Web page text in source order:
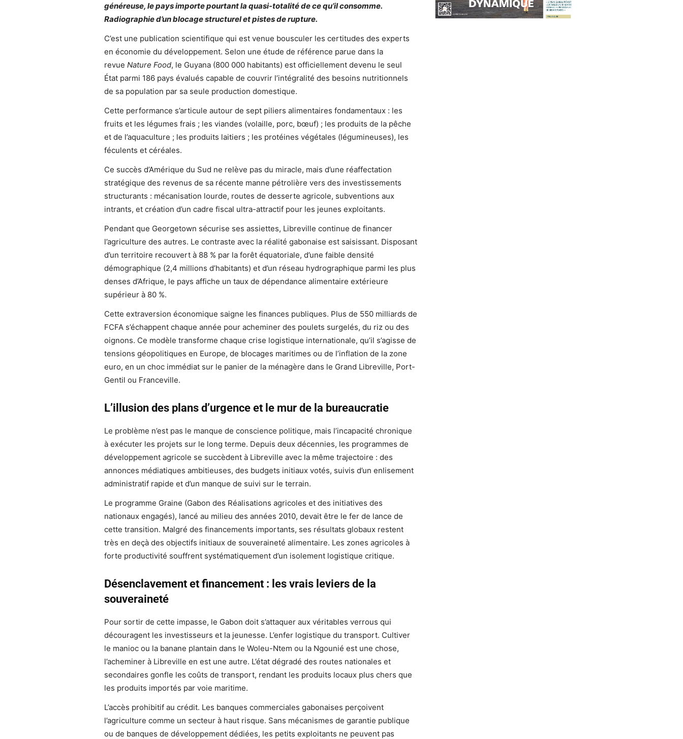
généreuse, le pays importe pourtant la quasi-totalité de ce qu’il consomme.
Radiographie d’un blocage structurel et pistes de rupture.
C’est une publication scientifique qui est venue bousculer les certitudes des experts
en économie du développement. Selon une étude de référence parue dans la
revue Nature Food, le Guyana (800 000 habitants) est officiellement devenu le seul
État parmi 186 pays évalués capable de couvrir l’intégralité des besoins nutritionnels
de sa population par sa seule production domestique.
Cette performance s’articule autour de sept piliers alimentaires fondamentaux : les
fruits et les légumes frais ; les viandes (volaille, porc, bœuf) ; les produits de la pêche
et de l’aquaculture ; les produits laitiers ; les protéines végétales (légumineuses), les
féculents et céréales.
Ce succès d’Amérique du Sud ne relève pas du miracle, mais d’une réaffectation
stratégique des revenus de sa récente manne pétrolière vers des investissements
structurants : mécanisation lourde, routes de desserte agricole, subventions aux
intrants, et création d’un cadre fiscal ultra-attractif pour les jeunes exploitants.
Pendant que Georgetown sécurise ses assiettes, Libreville continue de financer
l’agriculture des autres. Le contraste avec la réalité gabonaise est saisissant. Disposant
d’un territoire recouvert à 88 % par la forêt équatoriale, d’une faible densité
démographique (2,4 millions d’habitants) et d’un réseau hydrographique parmi les plus
denses d’Afrique, le pays affiche un taux de dépendance alimentaire extérieure
supérieur à 80 %.
Cette extraversion économique saigne les finances publiques. Plus de 550 milliards de
FCFA s’échappent chaque année pour acheminer des poulets surgelés, du riz ou des
oignons. Ce modèle transforme chaque crise logistique internationale, qu’il s’agisse de
tensions géopolitiques en Europe, de blocages maritimes ou de l’inflation de la zone
euro, en un choc immédiat sur le panier de la ménagère dans le Grand Libreville, Port-
Gentil ou Franceville.
L’illusion des plans d’urgence et le mur de la bureaucratie
Le problème n’est pas le manque de conscience politique, mais l’incapacité chronique
à exécuter les projets sur le long terme. Depuis deux décennies, les programmes de
développement agricole se succèdent à Libreville avec la même trajectoire : des
annonces médiatiques ambitieuses, des budgets initiaux votés, suivis d’un enlisement
administratif rapide et d’un manque de suivi sur le terrain.
Le programme Graine (Gabon des Réalisations agricoles et des initiatives des
nationaux engagés), lancé au milieu des années 2010, devait être le fer de lance de
cette transition. Malgré des financements importants, ses résultats globaux restent
très en deçà des objectifs initiaux de souveraineté alimentaire. Les zones agricoles à
forte productivité souffrent systématiquement d’un isolement logistique critique.
Désenclavement et financement : les vrais leviers de la
souveraineté
Pour sortir de cette impasse, le Gabon doit s’attaquer aux véritables verrous qui
découragent les investisseurs et la jeunesse. L’enfer logistique du transport. Cultiver
le manioc ou la banane plantain dans le Woleu-Ntem ou la Ngounié est une chose,
l’acheminer à Libreville en est une autre. L’état dégradé des routes nationales et
secondaires gonfle les coûts de transport, rendant les produits locaux plus chers que
les produits importés par voie maritime.
L’accès prohibitif au crédit. Les banques commerciales gabonaises perçoivent
l’agriculture comme un secteur à haut risque. Sans mécanismes de garantie publique
ou de banques de développement dédiées, les petits exploitants ne peuvent pas